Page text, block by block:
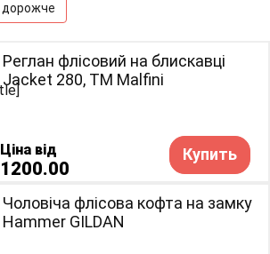
дорожче
Реглан флісовий на блискавці
Jacket 280, TM Malfini
Ціна від
1200.00
Купить
Чоловіча флісова кофта на замку
Hammer GILDAN